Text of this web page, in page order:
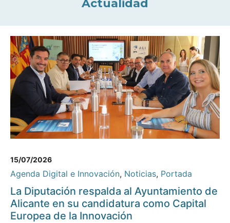
Actualidad
15/07/2026
Agenda Digital e Innovación, Noticias, Portada
La Diputación respalda al Ayuntamiento de
Alicante en su candidatura como Capital
Europea de la Innovación